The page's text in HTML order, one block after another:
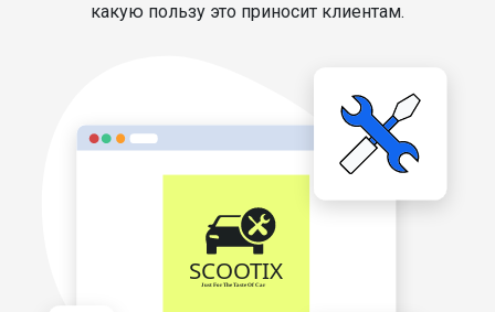
какую пользу это приносит клиентам.